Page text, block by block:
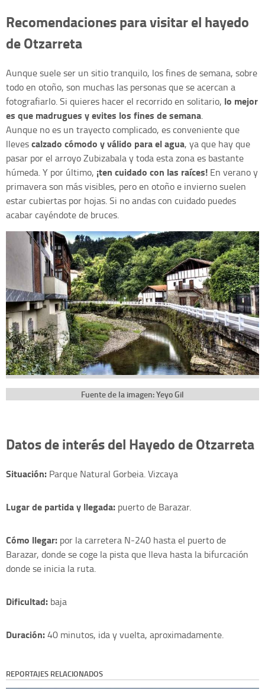
Recomendaciones para visitar el hayedo
de Otzarreta
Aunque suele ser un sitio tranquilo, los fines de semana, sobre
todo en otoño, son muchas las personas que se acercan a
fotografiarlo. Si quieres hacer el recorrido en solitario, lo mejor
es que madrugues y evites los fines de semana.
Aunque no es un trayecto complicado, es conveniente que
llevescalzado cómodo y válido para el agua, ya que hay que
pasar por el arroyo Zubizabala y toda esta zona es bastante
húmeda. Y por último, ¡ten cuidado con las raíces! En verano y
primavera son más visibles, pero en otoño e invierno suelen
estar cubiertas por hojas. Si no andas con cuidado puedes
acabar cayéndote de bruces.
Fuente de la imagen: Yeyo Gil
Datos de interés del Hayedo de Otzarreta
Situación: Parque Natural Gorbeia. Vizcaya
Lugar de partida y llegada: puerto de Barazar.
Cómo llegar: por la carretera N-240 hasta el puerto de
Barazar, donde se coge la pista que lleva hasta la bifurcación
donde se inicia la ruta.
Dificultad: baja
Duración:40 minutos, ida y vuelta, aproximadamente.
REPORTAJES RELACIONADOS